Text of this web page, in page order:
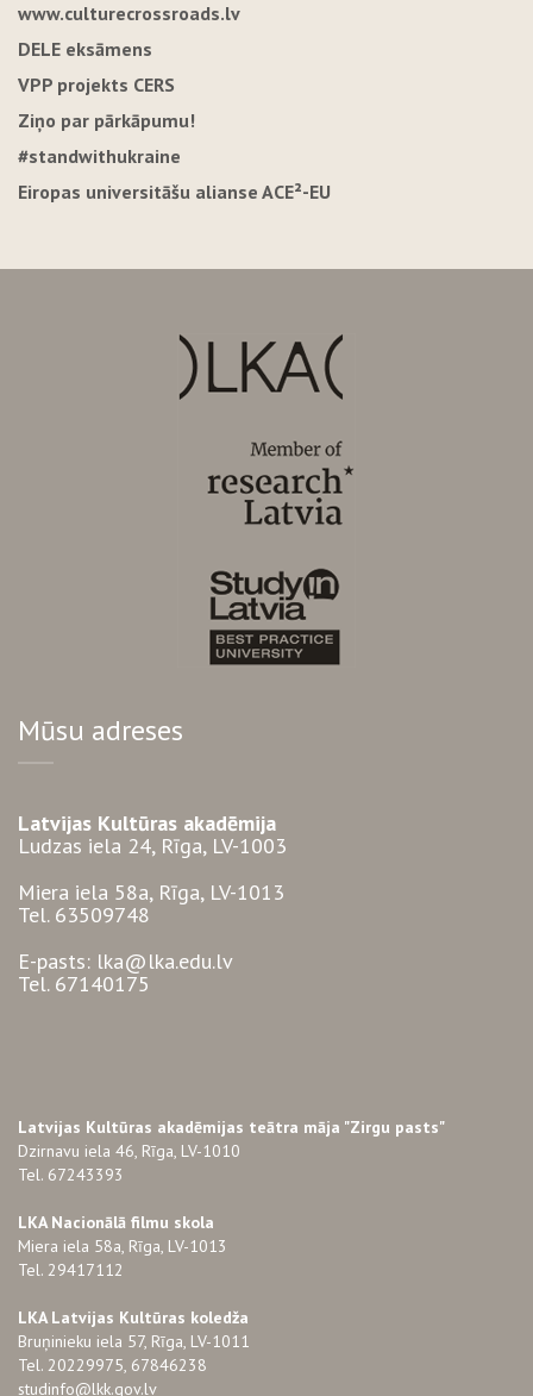
www.culturecrossroads.lv
DELE eksāmens
VPP projekts CERS
Ziņo par pārkāpumu!
#standwithukraine
Eiropas universitāšu alianse ACE²-EU
Mūsu adreses
Latvijas Kultūras akadēmija
Ludzas iela 24, Rīga, LV-1003
Miera iela 58a, Rīga, LV-1013
Tel. 63509748
E-pasts: lka@lka.edu.lv
Tel. 67140175
Latvijas Kultūras akadēmijas teātra māja "Zirgu pasts"
Dzirnavu iela 46, Rīga, LV-1010
Tel. 67243393
LKA Nacionālā filmu skola
Miera iela 58a, Rīga, LV-1013
Tel. 29417112
LKA Latvijas Kultūras koledža
Bruņinieku iela 57, Rīga, LV-1011
Tel. 20229975, 67846238
studinfo@lkk.gov.lv